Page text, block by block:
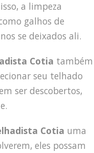
a limpeza
galhos de
se deixados ali.
Cotia também
seu telhado
ser descobertos,
Cotia uma
eles possam